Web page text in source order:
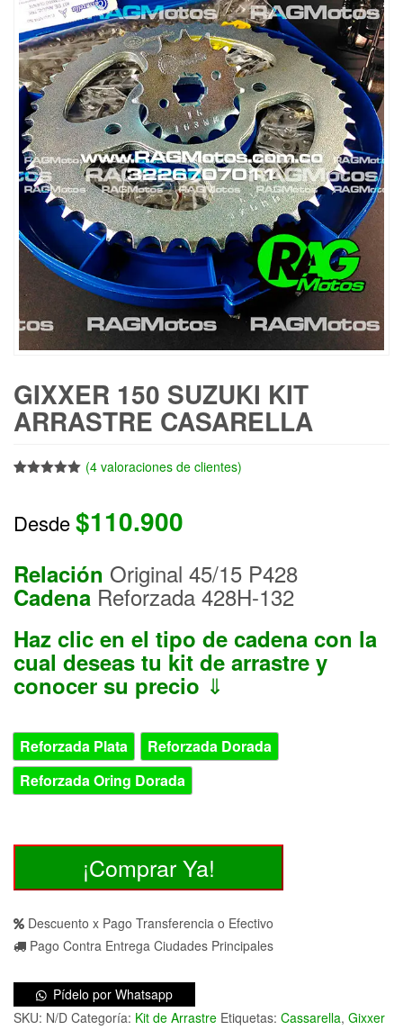
GIXXER 150 SUZUKI KIT
ARRASTRE CASARELLA
a
valoraciones
(4valoraciones de clientes)
Desde$110.900
Relación Original 45/15 P428
Cadena Reforzada 428H-132
Haz clic en el tipo de cadena con la
cual deseas tu kit de arrastre y
conocer su precio ⇓
Reforzada Plata
Reforzada Dorada
Reforzada Oring Dorada
Kit
Arrastre
cantidad
¡Comprar Ya!
Descuento x Pago Transferencia o Efectivo
Pago Contra Entrega Ciudades Principales
Pídelo por Whatsapp
SKU: N/D Categoría: Kit de Arrastre Etiquetas: Cassarella, Gixxer